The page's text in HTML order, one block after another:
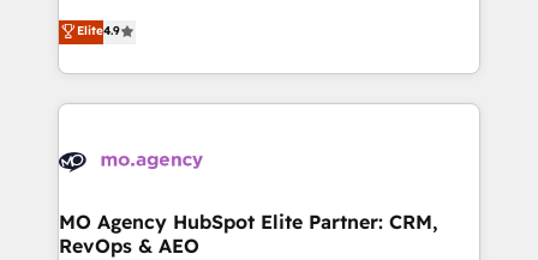
to your needs and sales objectives. With 125+
certifications, we are part of the most certified
services are offered in both English & French.
Elite Solutions Partner for businesses ready to
migrate, replatform, and scale smarter. We specialize
in high-impact CRM and CMS migrations and
onboarding from platforms like Salesforce, NetSuite,
WordPress and legacy CRMs, turning fragmented
architectures that accelerate revenue operations and
performance. - Multi-object CRM migration, cleanup,
Elite4.9
MO Agency HubSpot Elite Partner: CRM,
RevOps & AEO